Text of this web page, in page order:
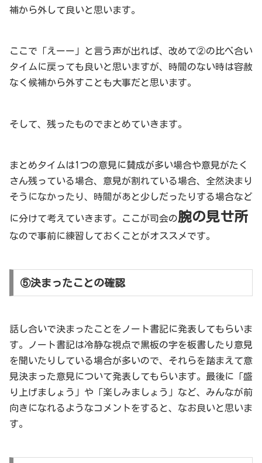
補から外して良いと思います。
ここで「えーー」と言う声が出れば、改めて②の比べ合い
タイムに戻っても良いと思いますが、時間のない時は容赦
なく候補から外すことも大事だと思います。
そして、残ったものでまとめていきます。
まとめタイムは1つの意見に賛成が多い場合や意見がたく
さん残っている場合、意見が割れている場合、全然決まり
そうになかったり、時間があと少しだったりする場合など
に分けて考えていきます。ここが司会の腕の見せ所
なので事前に練習しておくことがオススメです。
⑤決まったことの確認
話し合いで決まったことをノート書記に発表してもらいま
す。ノート書記は冷静な視点で黒板の字を板書したり意見
を聞いたりしている場合が多いので、それらを踏まえて意
見決まった意見について発表してもらいます。最後に「盛
り上げましょう」や「楽しみましょう」など、みんなが前
向きになれるようなコメントをすると、なお良いと思いま
す。